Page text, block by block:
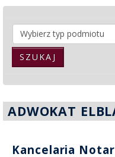
SZUKAJ
ADWOKAT
Kancelaria